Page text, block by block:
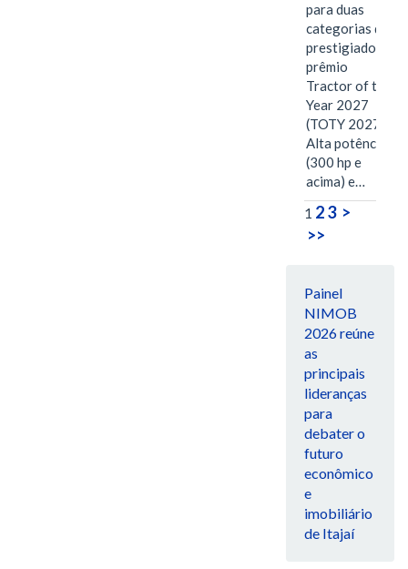
para duas
categorias do
prestigiado
prêmio
Tractor of the
Year 2027
(TOTY 2027:
Alta potência
(300 hp e
acima) e…
1 23 >
>>
Painel
NIMOB
2026 reúne
as
principais
lideranças
para
debater o
futuro
econômico
e
imobiliário
de Itajaí